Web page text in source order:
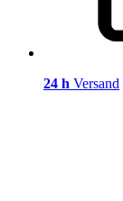
24 h Versand